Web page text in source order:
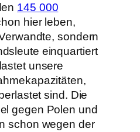
145 000
hier leben,
sondern
einquartiert
unsere
sind. Die
gegen Polen und
schon wegen der